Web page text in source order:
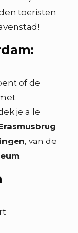
toeristen
of de
je alle
, van de
.